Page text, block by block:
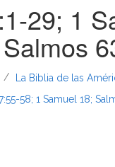
29; 1
/ La Biblia de las
58; 1 Samuel 18;